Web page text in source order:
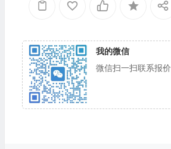
我的微信
微信扫一扫联系报价